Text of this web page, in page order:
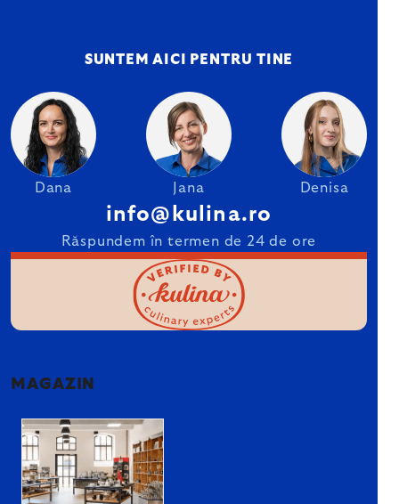
SUNTEM AICI PENTRU TINE
Dana Jana Denisa
info@kulina.ro
Răspundem în termen de 24 de ore
MAGAZIN